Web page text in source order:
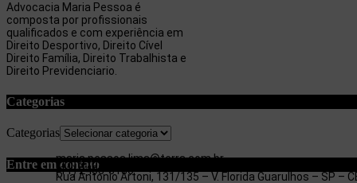
Advocacia Maria Pessoa é
composta por profissionais
qualificados e com experiência em
Direito Desportivo, Direito Cível
Direito Família, Direito Trabalhista e
Direito Previdenciario.
Categorias
Categorias
Entre em contato
Rua Antonio Artoni, 131/135 – V. Florida Guarulhos – SP –
(11) 2403-3180
(11) 97053-3654
maria.pessoa.lima@terra.com.br